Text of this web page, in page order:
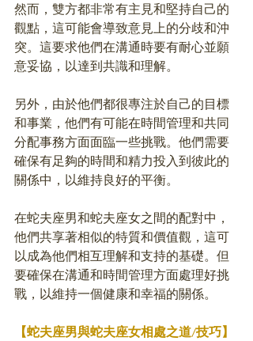
然而，雙方都非常有主見和堅持自己的
觀點，這可能會導致意見上的分歧和沖
突。這要求他們在溝通時要有耐心並願
意妥協，以達到共識和理解。
另外，由於他們都很專注於自己的目標
和事業，他們有可能在時間管理和共同
分配事務方面面臨一些挑戰。他們需要
確保有足夠的時間和精力投入到彼此的
關係中，以維持良好的平衡。
在蛇夫座男和蛇夫座女之間的配對中，
他們共享著相似的特質和價值觀，這可
以成為他們相互理解和支持的基礎。但
要確保在溝通和時間管理方面處理好挑
戰，以維持一個健康和幸福的關係。
【蛇夫座男與蛇夫座女相處之道/技巧】